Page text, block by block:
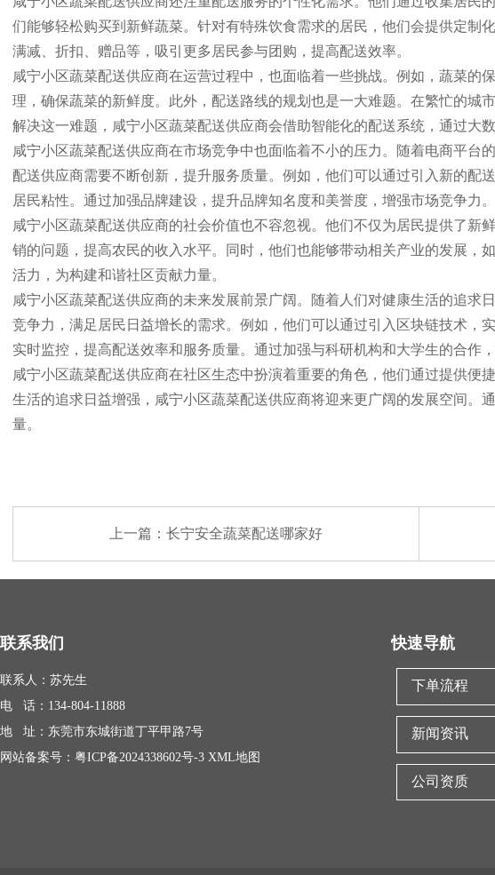
们能够轻松购买到新鲜蔬菜。针对有特殊饮食需求的居民，他们会提供定
满减、折扣、赠品等，吸引更多居民参与团购，提高配送效率。
咸宁小区蔬菜配送供应商在运营过程中，也面临着一些挑战。例如，蔬菜
理，确保蔬菜的新鲜度。此外，配送路线的规划也是一大难题。在繁忙的
解决这一难题，咸宁小区蔬菜配送供应商会借助智能化的配送系统，通过大
咸宁小区蔬菜配送供应商在市场竞争中也面临着不小的压力。随着电商平
配送供应商需要不断创新，提升服务质量。例如，他们可以通过引入新的
居民粘性。通过加强品牌建设，提升品牌知名度和美誉度，增强市场竞争力。
咸宁小区蔬菜配送供应商的社会价值也不容忽视。他们不仅为居民提供了
销的问题，提高农民的收入水平。同时，他们也能够带动相关产业的发展
活力，为构建和谐社区贡献力量。
咸宁小区蔬菜配送供应商的未来发展前景广阔。随着人们对健康生活的追
竞争力，满足居民日益增长的需求。例如，他们可以通过引入区块链技术
实时监控，提高配送效率和服务质量。通过加强与科研机构和大学生的合作
咸宁小区蔬菜配送供应商在社区生态中扮演着重要的角色，他们通过提供
生活的追求日益增强，咸宁小区蔬菜配送供应商将迎来更广阔的发展空间
量。
上一篇： 长宁安全蔬菜配送哪家好
联系我们
联系人：苏先生
电 话：134-804-11888
地 址：东莞市东城街道丁平甲路7号
网站备案号： 粤ICP备2024338602号-3 XML地图
快速导航
下单流程
新闻资讯
公司资质